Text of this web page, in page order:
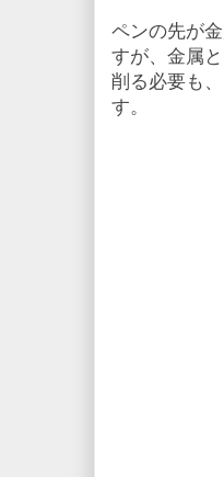
ペンの先が
すが、金属
削る必要も
す。